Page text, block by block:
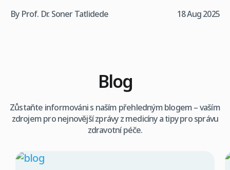
By Prof. Dr. Soner Tatlidede 18 Aug 2025
Blog
Zůstaňte informováni s naším přehledným blogem – vaším
zdrojem pro nejnovější zprávy z medicíny a tipy pro správu
zdravotní péče.